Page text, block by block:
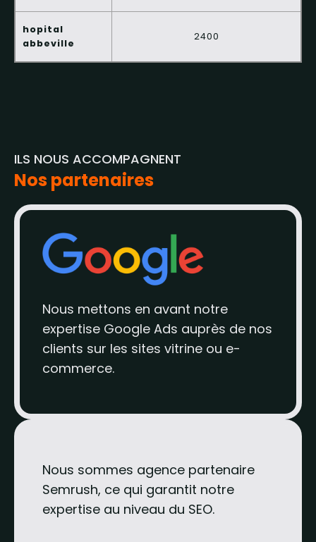
hopital
abbeville
2400
ILS NOUS ACCOMPAGNENT
Nos partenaires
Nous mettons en avant notre
expertise Google Ads auprès de nos
clients sur les sites vitrine ou e-
commerce.
Nous sommes agence partenaire
Semrush, ce qui garantit notre
expertise au niveau du SEO.